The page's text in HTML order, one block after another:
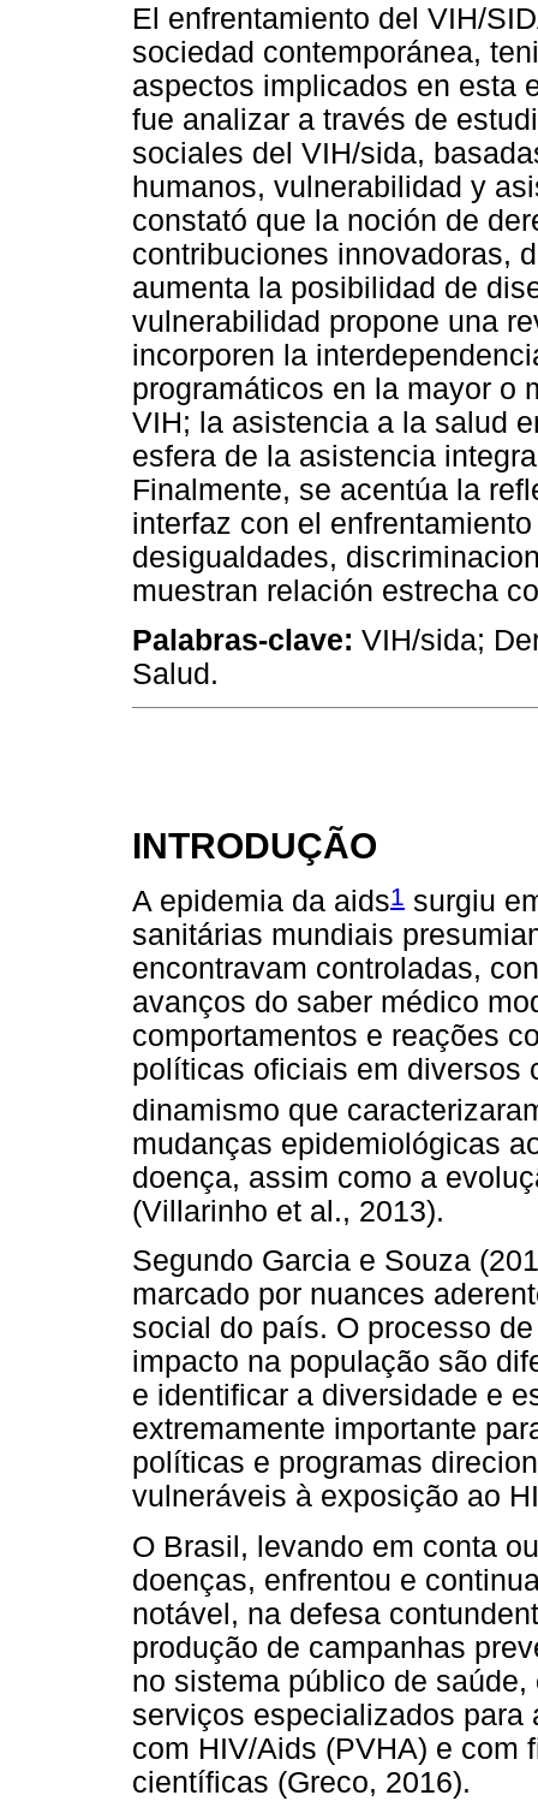
El enfrentamiento del VIH/
sociedad contemporánea,
aspectos implicados en esta
fue analizar a través de
sociales del VIH/sida,
humanos, vulnerabilidad y
constató que la noción de
contribuciones innovadoras,
aumenta la posibilidad de
vulnerabilidad propone una
incorporen la
programáticos en la mayor o
VIH; la asistencia a la salud
esfera de la asistencia
Finalmente, se acentúa la
interfaz con el
desigualdades,
muestran relación estrecha
Palabras-clave: VIH/sida;
Salud.
INTRODUÇÃO
A epidemia da aids1 surgiu
sanitárias mundiais
encontravam controladas,
avanços do saber médico
comportamentos e reações
políticas oficiais em diversos
dinamismo que
mudanças epidemiológicas
doença, assim como a
(Villarinho et al., 2013).
Segundo Garcia e Souza
marcado por nuances
social do país. O processo
impacto na população são
e identificar a diversidade e
extremamente importante
políticas e programas
vulneráveis à exposição ao
O Brasil, levando em conta
doenças, enfrentou e
notável, na defesa
produção de campanhas
no sistema público de
serviços especializados
com HIV/Aids (PVHA) e com
científicas (Greco, 2016).